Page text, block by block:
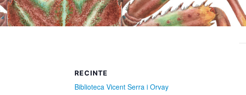
RECINTE
Biblioteca Vicent Serra i Orvay